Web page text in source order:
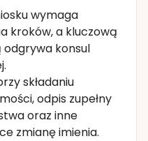
wymaga
kroków, a kluczową
konsul
składaniu
odpis zupełny
oraz inne
zmianę imienia.